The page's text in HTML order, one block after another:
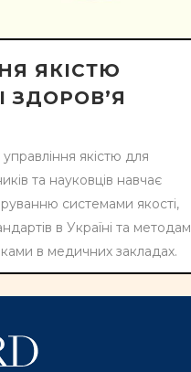
ЯКІСТЮ
ЗДОРОВ’Я
якістю для
та науковців навчає
системами якості,
в Україні та методам
в медичних закладах.